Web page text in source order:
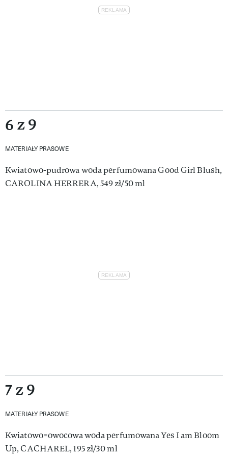
6 z 9
MATERIAŁY PRASOWE
Kwiatowo-pudrowa woda perfumowana Good Girl Blush,
CAROLINA HERRERA, 549 zł/50 ml
7 z 9
MATERIAŁY PRASOWE
Kwiatowo=owocowa woda perfumowana Yes I am Bloom
Up, CACHAREL, 195 zł/30 ml